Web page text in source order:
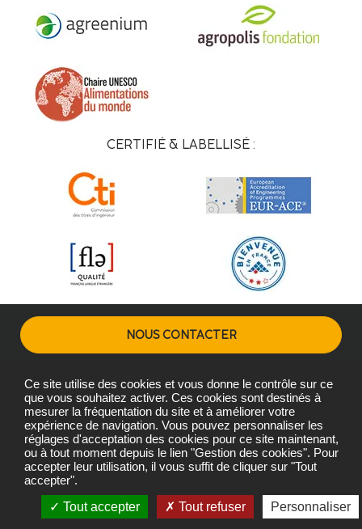
CERTIFIÉ & LABELLISÉ :
NOUS CONTACTER
Plans d'accès Mentions légales Gestion des cookies
Copyright © L'Institut Agro Montpellier 2026
L'Institut Agro Montpellier, une école de L'Institut Agro - Institut
national d'enseignement supérieur pour l'agriculture,
l'alimentation et l'environnement
Ce site utilise des cookies et vous donne le contrôle sur ce
que vous souhaitez activer. Ces cookies sont destinés à
mesurer la fréquentation du site et à améliorer votre
expérience de navigation. Vous pouvez personnaliser les
réglages d'acceptation des cookies pour ce site maintenant,
ou à tout moment depuis le lien "Gestion des cookies". Pour
accepter leur utilisation, il vous suffit de cliquer sur "Tout
accepter".
Tout accepter
Tout refuser Personnaliser